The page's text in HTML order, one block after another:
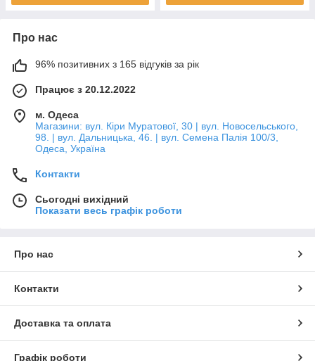
Про нас
96% позитивних з 165 відгуків за рік
Працює з 20.12.2022
м. Одеса
Магазини: вул. Кіри Муратової, 30 | вул. Новосельського,
98. | вул. Дальницька, 46. | вул. Семена Палія 100/3,
Одеса, Україна
Контакти
Сьогодні вихідний
Показати весь графік роботи
Про нас
Контакти
Доставка та оплата
Графік роботи